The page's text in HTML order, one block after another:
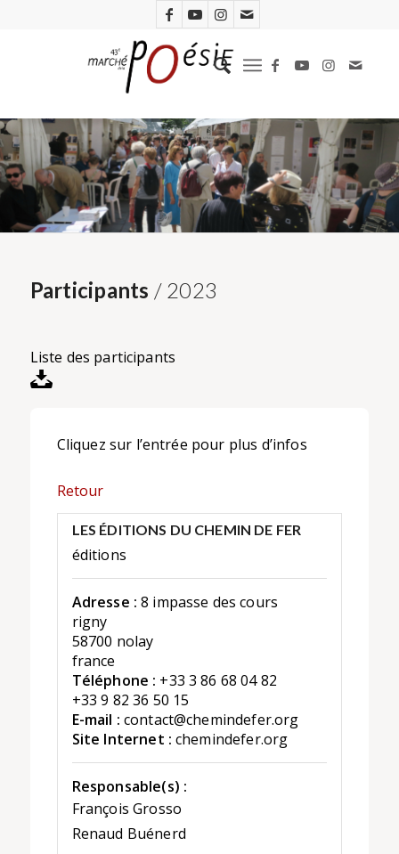
Participants / 2023
Liste des participants
Cliquez sur l’entrée pour plus d’infos
Retour
LES ÉDITIONS DU CHEMIN DE FER
éditions
Adresse : 8 impasse des cours
rigny
58700 nolay
france
Téléphone : +33 3 86 68 04 82
+33 9 82 36 50 15
E-mail : contact@chemindefer.org
Site Internet : chemindefer.org
Responsable(s) :
François Grosso
Renaud Buénerd